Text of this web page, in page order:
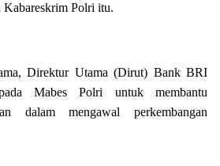
Kabareskrim Polri itu.
Direktur Utama (Dirut) Bank BRI
Mabes Polri untuk membantu
dalam mengawal perkembangan